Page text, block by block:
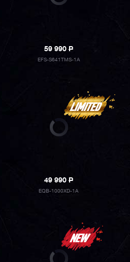
59 990P
EFS-S641TMS-1A
49 990P
EQB-1000XD-1A